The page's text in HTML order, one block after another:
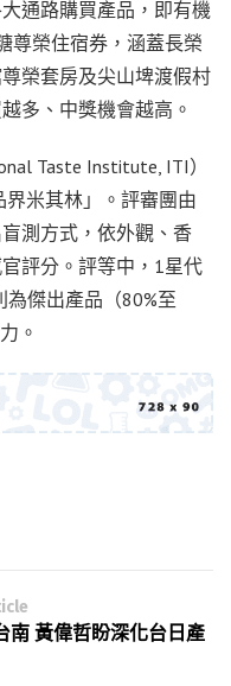
通路購買產品，即有機
尊榮住宿券，涵蓋長榮
榮套房及尖山埤渡假村
多、中獎機會越高。
Taste Institute, ITI）
米其林」。評審團由
測方式，依外觀、香
評分。評等中，1星代
傑出產品（80%至
。
南 黃偉哲盼深化台日產